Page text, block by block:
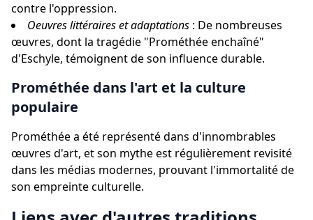
contre l'oppression.
Oeuvres littéraires et adaptations : De nombreuses
œuvres, dont la tragédie "Prométhée enchaîné"
d'Eschyle, témoignent de son influence durable.
Prométhée dans l'art et la culture
populaire
Prométhée a été représenté dans d'innombrables
œuvres d'art, et son mythe est régulièrement revisité
dans les médias modernes, prouvant l'immortalité de
son empreinte culturelle.